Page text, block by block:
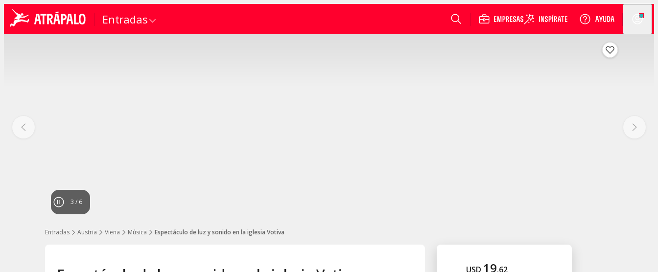
Entradas
4 / 6
Entradas Austria Viena Música Espectáculo de luz y sonido en la iglesia Votiva
USD 19.62